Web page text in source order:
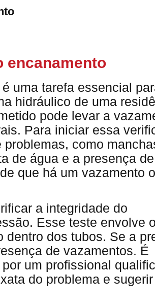
encanamento
uma tarefa essencial
hidráulico de uma
pode levar a
Para iniciar essa
como
de água e a presença
que há um vazamento
a integridade do
Esse teste envolve
dentro dos tubos. Se a
de vazamentos. É
um profissional
do problema e